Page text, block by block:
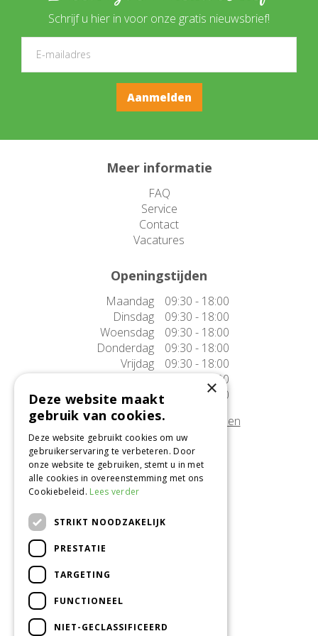
Schrijf u hier in voor onze gratis nieuwsbrief!
Meer informatie
FAQ
Service
Contact
Vacatures
Openingstijden
Maandag
09:30 - 18:00
Dinsdag
09:30 - 18:00
Woensdag
09:30 - 18:00
Donderdag
09:30 - 18:00
Vrijdag
09:30 - 18:00
Zaterdag
09:30 - 17:00
Zondag
10:00 - 17:00
Afwijkende openingstijden tonen
Onze locatie
Tuincentrum Alméérplant
Jac. P. Thijsseweg 4
pinterest
×
Deze website maakt
gebruik van cookies.
Deze website gebruikt cookies om uw
gebruikerservaring te verbeteren. Door
onze website te gebruiken, stemt u in met
alle cookies in overeenstemming met ons
Cookiebeleid. Lees verder
STRIKT NOODZAKELIJK
PRESTATIE
TARGETING
FUNCTIONEEL
NIET-GECLASSIFICEERD